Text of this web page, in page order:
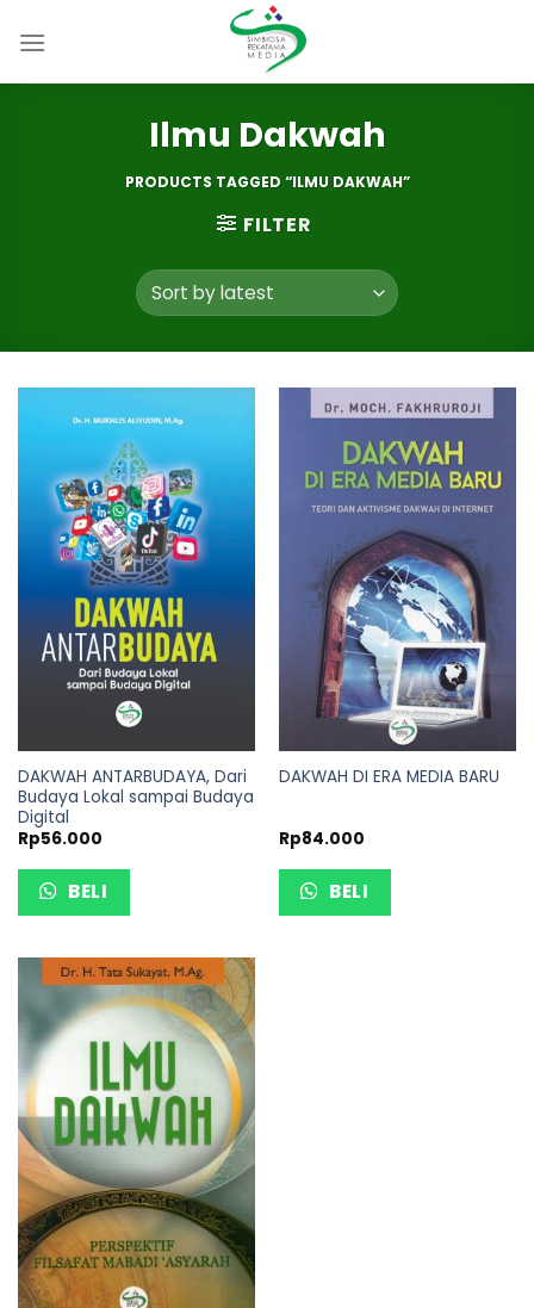
Ilmu Dakwah
PRODUCTS TAGGED “ILMU DAKWAH”
FILTER
DAKWAH ANTARBUDAYA, Dari
Budaya Lokal sampai Budaya
Digital
Rp56.000
BELI
DAKWAH DI ERA MEDIA BARU
Rp84.000
BELI